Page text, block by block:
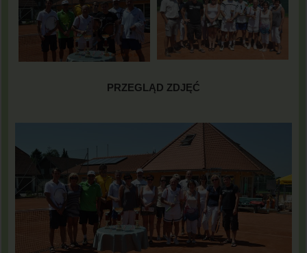
PRZEGLĄD ZDJĘĆ